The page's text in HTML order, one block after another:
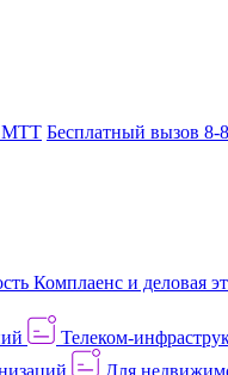
МТТ Бесплатный вызов 8-
Комплаенс и деловая
Телеком-
Для